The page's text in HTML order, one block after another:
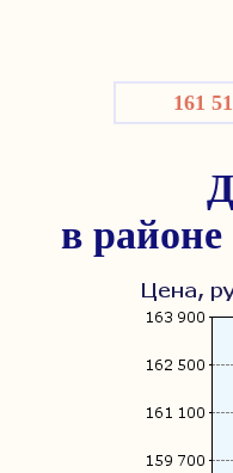
161
в районе